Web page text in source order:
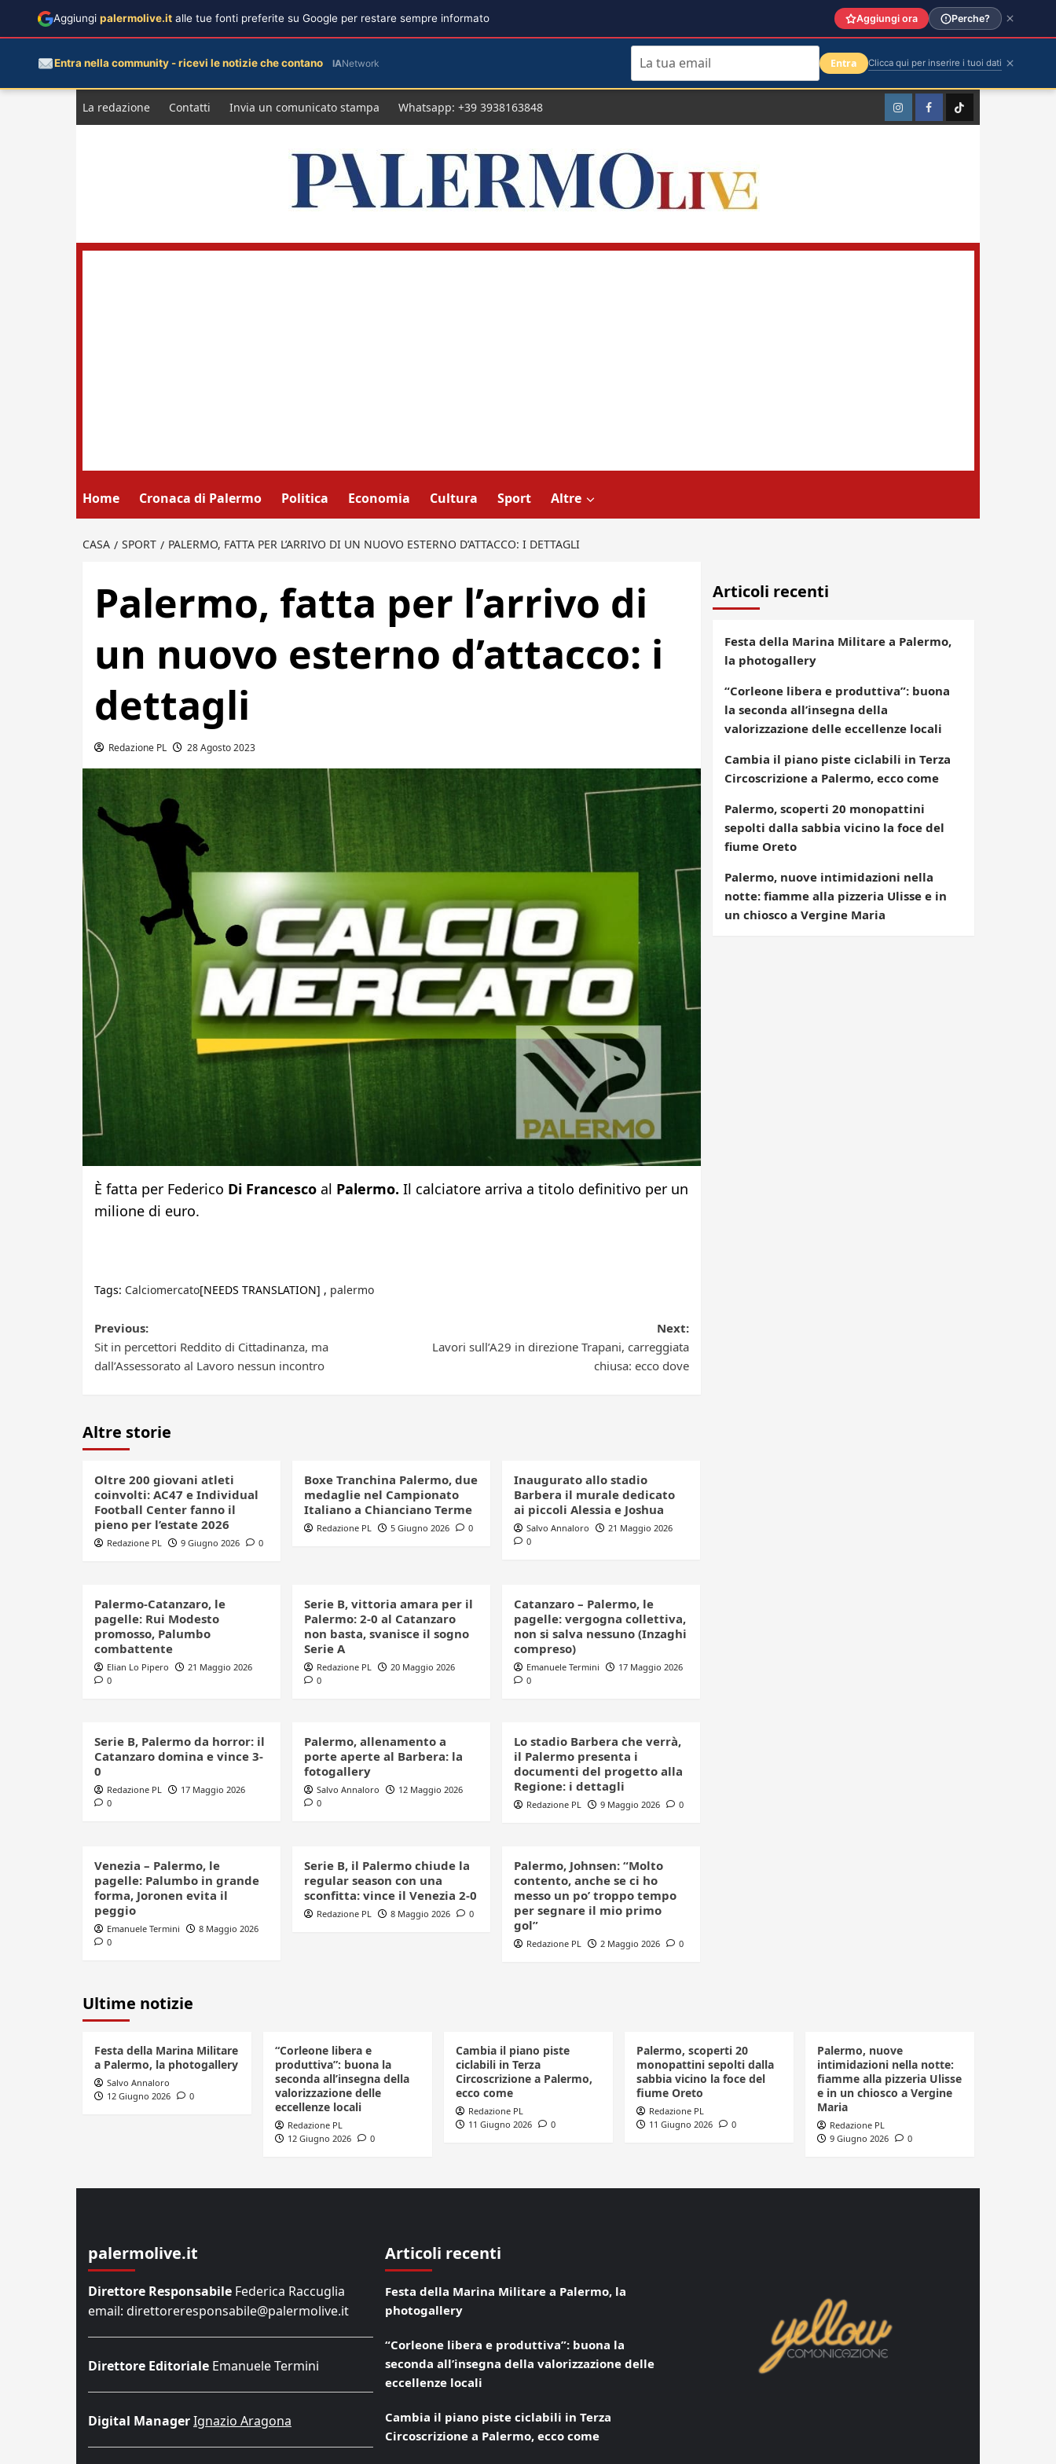
La redazione Contatti Invia un comunicato stampa Whatsapp: +39 3938163848 InstagramFacebookTikTok
Home Cronaca di Palermo Politica Economia Cultura Sport Altre
CASA SPORT PALERMO, FATTA PER L’ARRIVO DI UN NUOVO ESTERNO D’ATTACCO: I DETTAGLI
Palermo, fatta per l’arrivo di
un nuovo esterno d’attacco: i
dettagli
Redazione PL 28 Agosto 2023
È fatta per Federico Di Francescoal Palermo. Il calciatore arriva a titolo definitivo per un
milione di euro.
Tags: Calciomercato[NEEDS TRANSLATION] , palermo
Post
navigation
Previous:
Sit in percettori Reddito di Cittadinanza, ma
dall’Assessorato al Lavoro nessun incontro
Next:
Lavori sull’A29 in direzione Trapani, carreggiata
chiusa: ecco dove
Altre storie
Oltre 200 giovani atleti
coinvolti: AC47 e Individual
Football Center fanno il
pieno per l’estate 2026
Redazione PL 9 Giugno 2026 0
Boxe Tranchina Palermo, due
medaglie nel Campionato
Italiano a Chianciano Terme
Redazione PL 5 Giugno 2026 0
Inaugurato allo stadio
Barbera il murale dedicato
ai piccoli Alessia e Joshua
Salvo Annaloro
21 Maggio 2026
0
Palermo-Catanzaro, le
pagelle: Rui Modesto
promosso, Palumbo
combattente
Elian Lo Pipero
21 Maggio 2026
0
Serie B, vittoria amara per il
Palermo: 2-0 al Catanzaro
non basta, svanisce il sogno
Serie A
Redazione PL
20 Maggio 2026
0
Catanzaro – Palermo, le
pagelle: vergogna collettiva,
non si salva nessuno (Inzaghi
compreso)
Emanuele Termini
17 Maggio 2026
0
Serie B, Palermo da horror: il
Catanzaro domina e vince 3-
0
Redazione PL
17 Maggio 2026
0
Palermo, allenamento a
porte aperte al Barbera: la
fotogallery
Salvo Annaloro
12 Maggio 2026
0
Lo stadio Barbera che verrà,
il Palermo presenta i
documenti del progetto alla
Regione: i dettagli
Redazione PL 9 Maggio 2026 0
Venezia – Palermo, le
pagelle: Palumbo in grande
forma, Joronen evita il
peggio
Emanuele Termini
8 Maggio 2026
0
Serie B, il Palermo chiude la
regular season con una
sconfitta: vince il Venezia 2-0
Redazione PL 8 Maggio 2026 0
Palermo, Johnsen: “Molto
contento, anche se ci ho
messo un po’ troppo tempo
per segnare il mio primo
gol”
Redazione PL 2 Maggio 2026 0
Articoli recenti
Festa della Marina Militare a Palermo,
la photogallery
“Corleone libera e produttiva”: buona
la seconda all’insegna della
valorizzazione delle eccellenze locali
Cambia il piano piste ciclabili in Terza
Circoscrizione a Palermo, ecco come
Palermo, scoperti 20 monopattini
sepolti dalla sabbia vicino la foce del
fiume Oreto
Palermo, nuove intimidazioni nella
notte: fiamme alla pizzeria Ulisse e in
un chiosco a Vergine Maria
Ultime notizie
Festa della Marina Militare
a Palermo, la photogallery
Salvo Annaloro
12 Giugno 2026
0
“Corleone libera e
produttiva”: buona la
seconda all’insegna della
valorizzazione delle
eccellenze locali
Redazione PL
12 Giugno 2026
0
Cambia il piano piste
ciclabili in Terza
Circoscrizione a Palermo,
ecco come
Redazione PL
11 Giugno 2026
0
Palermo, scoperti 20
monopattini sepolti dalla
sabbia vicino la foce del
fiume Oreto
Redazione PL
11 Giugno 2026
0
Palermo, nuove
intimidazioni nella notte:
fiamme alla pizzeria Ulisse
e in un chiosco a Vergine
Maria
Redazione PL
9 Giugno 2026
0
palermolive.it
Direttore Responsabile Federica Raccuglia
email: direttoreresponsabile@palermolive.it
Direttore Editoriale Emanuele Termini
Digital ManagerIgnazio Aragona
Articoli recenti
Festa della Marina Militare a Palermo, la
photogallery
“Corleone libera e produttiva”: buona la
seconda all’insegna della valorizzazione delle
eccellenze locali
Cambia il piano piste ciclabili in Terza
Circoscrizione a Palermo, ecco come
Aggiungi palermolive.it alle tue fonti preferite su Google per restare sempre informato Aggiungi ora Perche?
Entra nella community - ricevi le notizie che contano IANetwork Entra Clicca qui per inserire i tuoi dati